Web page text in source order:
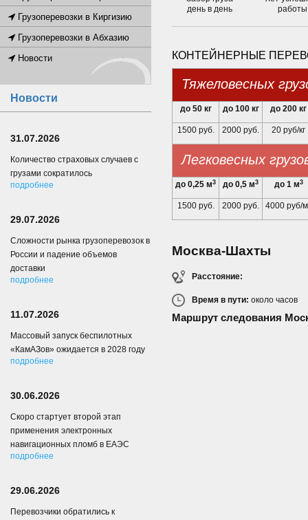
день в день
работы
КОНТЕЙНЕРНЫЕ
Тяжеловесных
до 50 кг до 100 кг до 200 кг
1500 руб. 2000 руб. 20 руб/кг
Легковесных
до 0,25 м3 до 0,5 м3 до 1 м3
1500 руб. 2000 руб. 4000 руб/м
Москва-Шахты
Расстояние:
Время в пути: около часов
Маршрут следования
Грузоперевозки в Киргизию
Грузоперевозки в Абхазию
Новости
Новости
31.07.2026
Количество страховых случаев с
грузами сократилось
подробнее
29.07.2026
Сложности рынка грузоперевозок в
России и падение объемов
доставки
подробнее
11.07.2026
Массовый запуск беспилотных
«КамАЗов» ожидается в 2028 году
подробнее
30.06.2026
Скоро стартует второй этап
применения электронных
навигационных пломб в ЕАЭС
подробнее
29.06.2026
Перевозчики обратились к